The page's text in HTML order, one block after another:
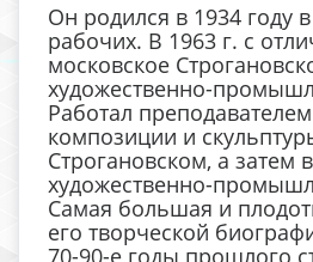
Он родился в 1934 году
рабочих. В 1963 г. с
московское
художественно-
Работал
композиции и
Строгановском, а затем
художественно-
Самая большая и
его творческой
70-90-е годы прошлого